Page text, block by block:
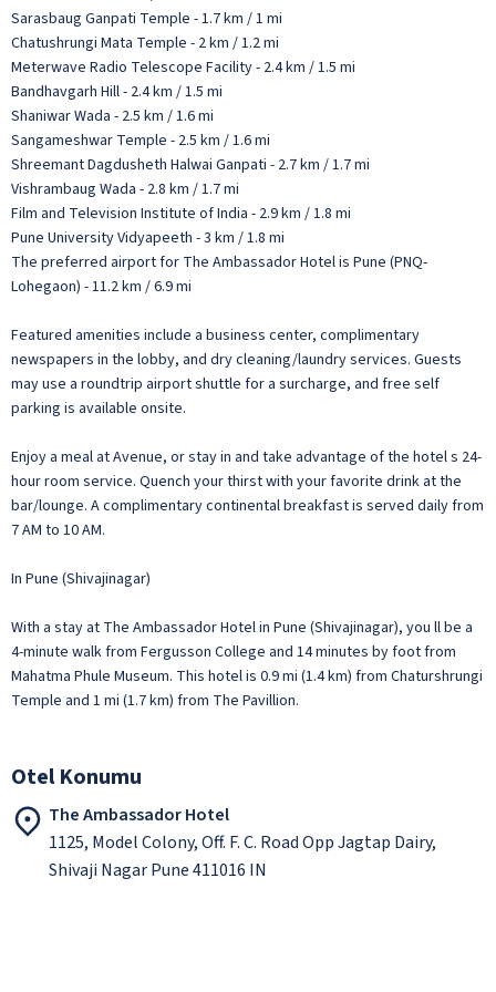
Sarasbaug Ganpati Temple - 1.7 km / 1 mi
Chatushrungi Mata Temple - 2 km / 1.2 mi
Meterwave Radio Telescope Facility - 2.4 km / 1.5 mi
Bandhavgarh Hill - 2.4 km / 1.5 mi
Shaniwar Wada - 2.5 km / 1.6 mi
Sangameshwar Temple - 2.5 km / 1.6 mi
Shreemant Dagdusheth Halwai Ganpati - 2.7 km / 1.7 mi
Vishrambaug Wada - 2.8 km / 1.7 mi
Film and Television Institute of India - 2.9 km / 1.8 mi
Pune University Vidyapeeth - 3 km / 1.8 mi
The preferred airport for The Ambassador Hotel is Pune (PNQ-
Lohegaon) - 11.2 km / 6.9 mi
Featured amenities include a business center, complimentary
newspapers in the lobby, and dry cleaning/laundry services. Guests
may use a roundtrip airport shuttle for a surcharge, and free self
parking is available onsite.
Enjoy a meal at Avenue, or stay in and take advantage of the hotel s 24-
hour room service. Quench your thirst with your favorite drink at the
bar/lounge. A complimentary continental breakfast is served daily from
7 AM to 10 AM.
In Pune (Shivajinagar)
With a stay at The Ambassador Hotel in Pune (Shivajinagar), you ll be a
4-minute walk from Fergusson College and 14 minutes by foot from
Mahatma Phule Museum. This hotel is 0.9 mi (1.4 km) from Chaturshrungi
Temple and 1 mi (1.7 km) from The Pavillion.
Otel Konumu
The Ambassador Hotel
1125, Model Colony, Off. F. C. Road Opp Jagtap Dairy,
Shivaji Nagar Pune 411016 IN